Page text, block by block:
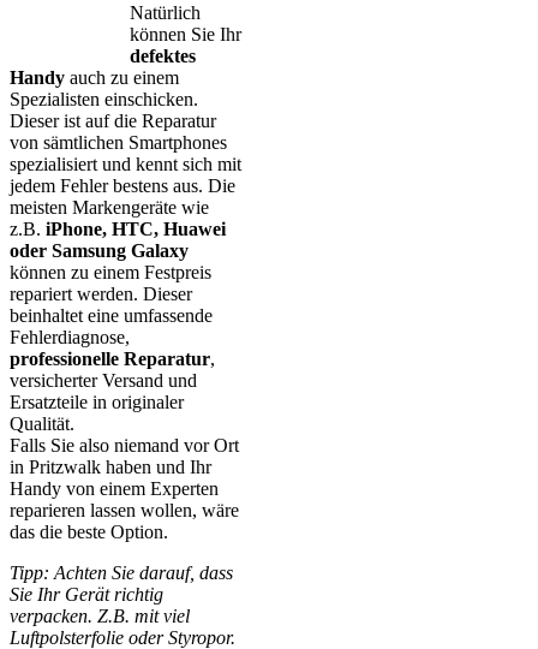
Natürlich
können Sie Ihr
defektes
Handy auch zu einem
Spezialisten einschicken.
Dieser ist auf die Reparatur
von sämtlichen Smartphones
spezialisiert und kennt sich mit
jedem Fehler bestens aus. Die
meisten Markengeräte wie
z.B. iPhone, HTC, Huawei
oder Samsung Galaxy
können zu einem Festpreis
repariert werden. Dieser
beinhaltet eine umfassende
Fehlerdiagnose,
professionelle Reparatur,
versicherter Versand und
Ersatzteile in originaler
Qualität.
Falls Sie also niemand vor Ort
in Pritzwalk haben und Ihr
Handy von einem Experten
reparieren lassen wollen, wäre
das die beste Option.
Tipp: Achten Sie darauf, dass
Sie Ihr Gerät richtig
verpacken. Z.B. mit viel
Luftpolsterfolie oder Styropor.